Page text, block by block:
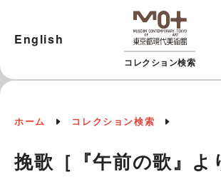
コレクション検索
English
ホーム コレクション検索
挽歌［『午前の歌』よ